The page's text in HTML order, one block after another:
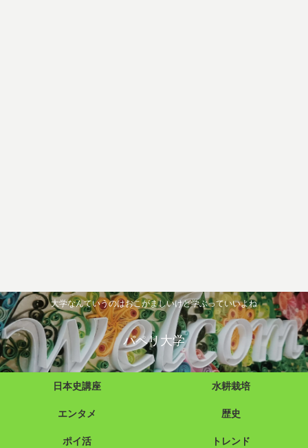
大学なんていうのはおこがましいけど学ぶっていいよね
パペリ大学
日本史講座 水耕栽培
エンタメ 歴史
ポイ活 トレンド